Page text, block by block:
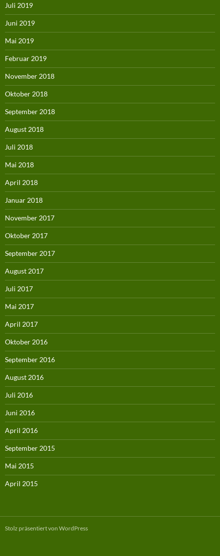
Juli 2019
Juni 2019
Mai 2019
Februar 2019
November 2018
Oktober 2018
September 2018
August 2018
Juli 2018
Mai 2018
April 2018
Januar 2018
November 2017
Oktober 2017
September 2017
August 2017
Juli 2017
Mai 2017
April 2017
Oktober 2016
September 2016
August 2016
Juli 2016
Juni 2016
April 2016
September 2015
Mai 2015
April 2015
Stolz präsentiert von WordPress